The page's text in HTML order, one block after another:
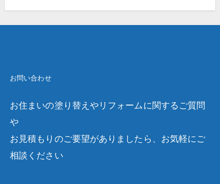
お問い合わせ
お住まいの塗り替えやリフォームに関するご質問
や
お見積もりのご要望がありましたら、お気軽にご
相談ください